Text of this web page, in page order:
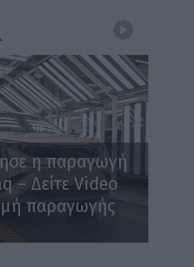
η παραγωγή
– Δείτε Video
παραγωγής